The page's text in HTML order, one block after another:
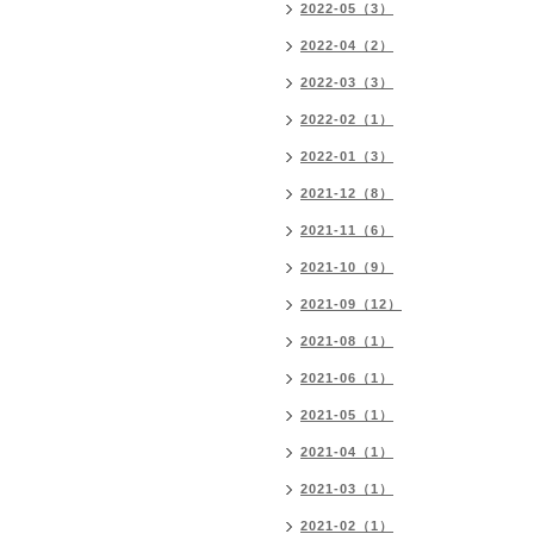
2022-05（3）
2022-04（2）
2022-03（3）
2022-02（1）
2022-01（3）
2021-12（8）
2021-11（6）
2021-10（9）
2021-09（12）
2021-08（1）
2021-06（1）
2021-05（1）
2021-04（1）
2021-03（1）
2021-02（1）